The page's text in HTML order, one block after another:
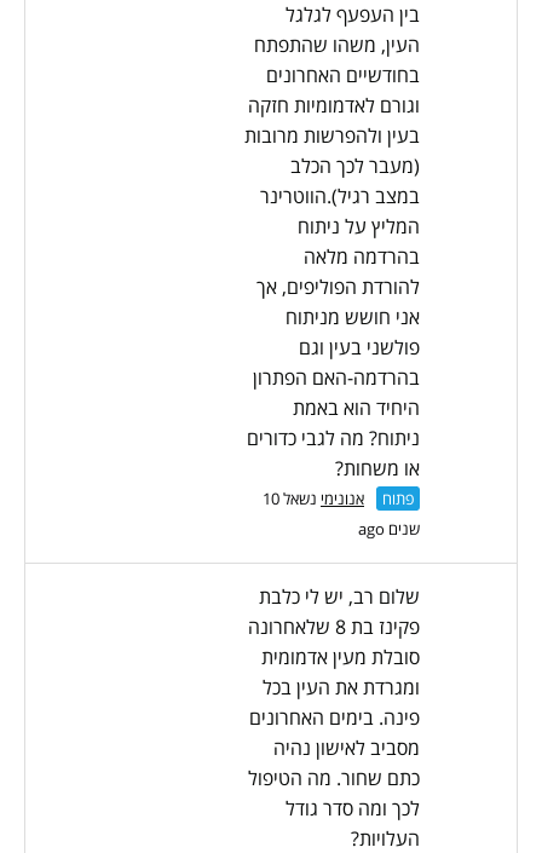
בין העפעף לגלגל
העין, משהו שהתפתח
בחודשיים האחרונים
וגורם לאדמומיות חזקה
בעין ולהפרשות מרובות
(מעבר לכך הכלב
במצב רגיל).הווטרינר
המליץ על ניתוח
בהרדמה מלאה
להורדת הפוליפים, אך
אני חושש מניתוח
פולשני בעין וגם
בהרדמה-האם הפתרון
היחיד הוא באמת
ניתוח? מה לגבי כדורים
או משחות?
פתוח אנונימי
נשאל 10
שנים ago
שלום רב, יש לי כלבת
פקינז בת 8 שלאחרונה
סובלת מעין אדמומית
ומגרדת את העין בכל
פינה. בימים האחרונים
מסביב לאישון נהיה
כתם שחור. מה הטיפול
לכך ומה סדר גודל
העלויות?